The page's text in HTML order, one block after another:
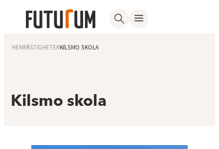
HEMFASTIGHETERKILSMO SKOLA
Kilsmo skola